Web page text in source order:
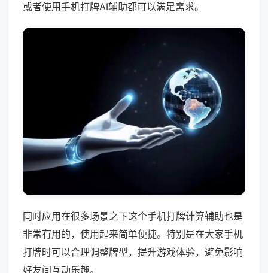
或者使用手机打牌AI辅助都可以满足需求。
同时应用在很多场景之下这个手机打牌计算辅助也是
非常有用的，使用起来简单便捷。特别是在大家手机
打牌时可以合理调整牌型，提升游戏体验，避免影响
好友间互动乐趣。